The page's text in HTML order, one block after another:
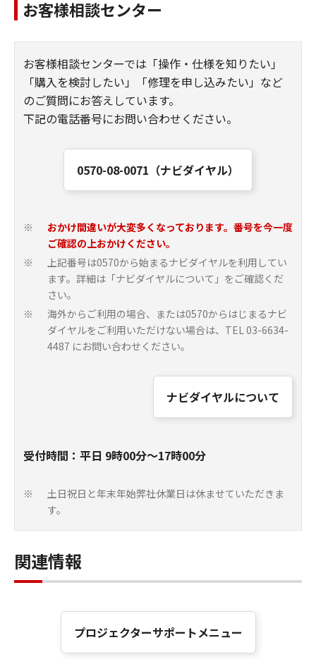
お客様相談センター
お客様相談センターでは「操作・仕様を知りたい」
「購入を検討したい」「修理を申し込みたい」など
のご質問にお答えしています。
下記の電話番号にお問い合わせください。
0570-08-0071（ナビダイヤル）
※
おかけ間違いが大変多くなっております。番号を今一度
ご確認の上おかけください。
※
上記番号は0570から始まるナビダイヤルを利用してい
ます。詳細は「ナビダイヤルについて」をご確認くだ
さい。
※
海外からご利用の場合、または0570からはじまるナビ
ダイヤルをご利用いただけない場合は、TEL 03-6634-
4487 にお問い合わせください。
ナビダイヤルについて
受付時間：平日 9時00分～17時00分
※
土日祝日と年末年始弊社休業日は休ませていただきま
す。
関連情報
プロジェクターサポートメニュー